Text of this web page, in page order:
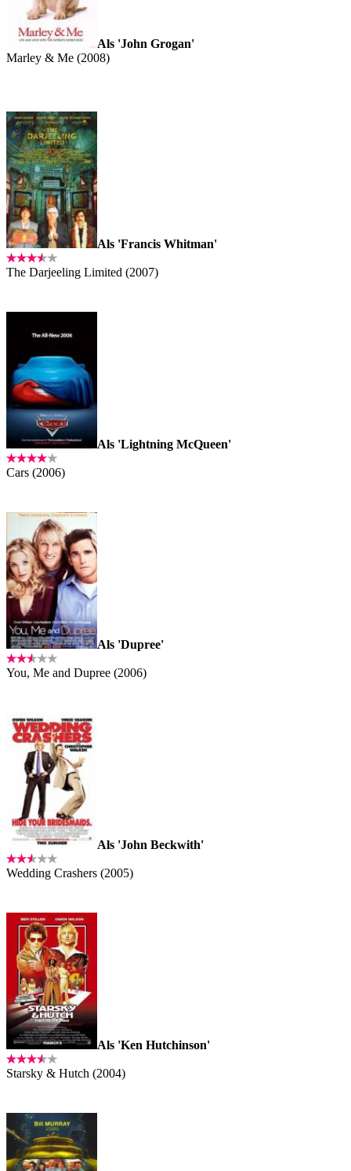
Als 'John Grogan'
Marley & Me (2008)
Als 'Francis Whitman'
The Darjeeling Limited (2007)
Als 'Lightning McQueen'
Cars (2006)
Als 'Dupree'
You, Me and Dupree (2006)
Als 'John Beckwith'
Wedding Crashers (2005)
Als 'Ken Hutchinson'
Starsky & Hutch (2004)